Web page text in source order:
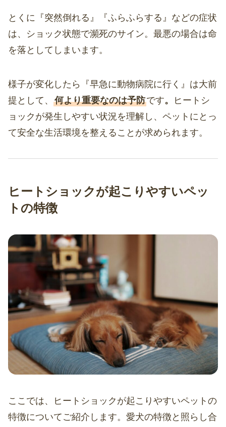
とくに『突然倒れる』『ふらふらする』などの症状
は、ショック状態で瀕死のサイン。最悪の場合は命
を落としてしまいます。
様子が変化したら『早急に動物病院に行く』は大前
提として、 何より重要なのは予防です。
ヒートシ
ョックが発生しやすい状況を理解し、ペットにとっ
て安全な生活環境を整えることが求められます。
ヒートショックが起こりやすいペッ
トの特徴
ここでは、ヒートショックが起こりやすいペットの
特徴についてご紹介します。愛犬の特徴と照らし合